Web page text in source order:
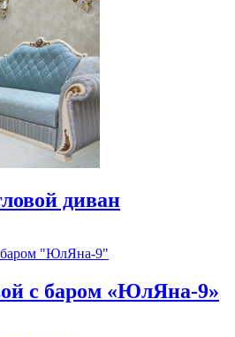
диван
с баром «ЮлЯна-9»